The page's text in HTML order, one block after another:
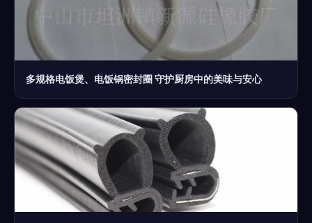
多规格电饭煲、电饭锅密封圈 守护厨房中的美味与安心